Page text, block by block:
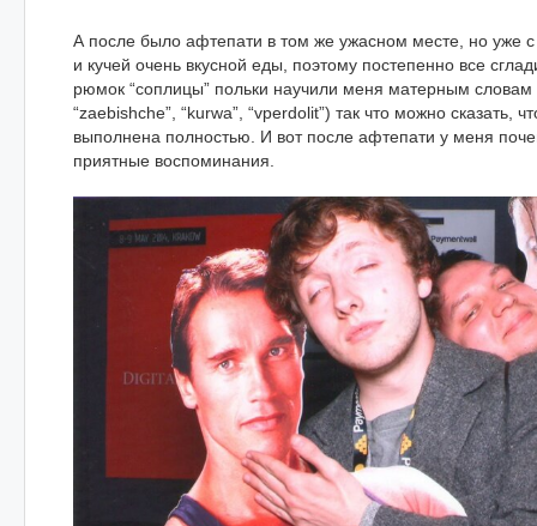
А после было афтепати в том же ужасном месте, но уже
и кучей очень вкусной еды, поэтому постепенно все
рюмок “соплицы” польки научили меня матерным
“zaebishche”, “kurwa”, “vperdolit”) так что можно сказать,
выполнена полностью. И вот после афтепати у меня
приятные воспоминания.